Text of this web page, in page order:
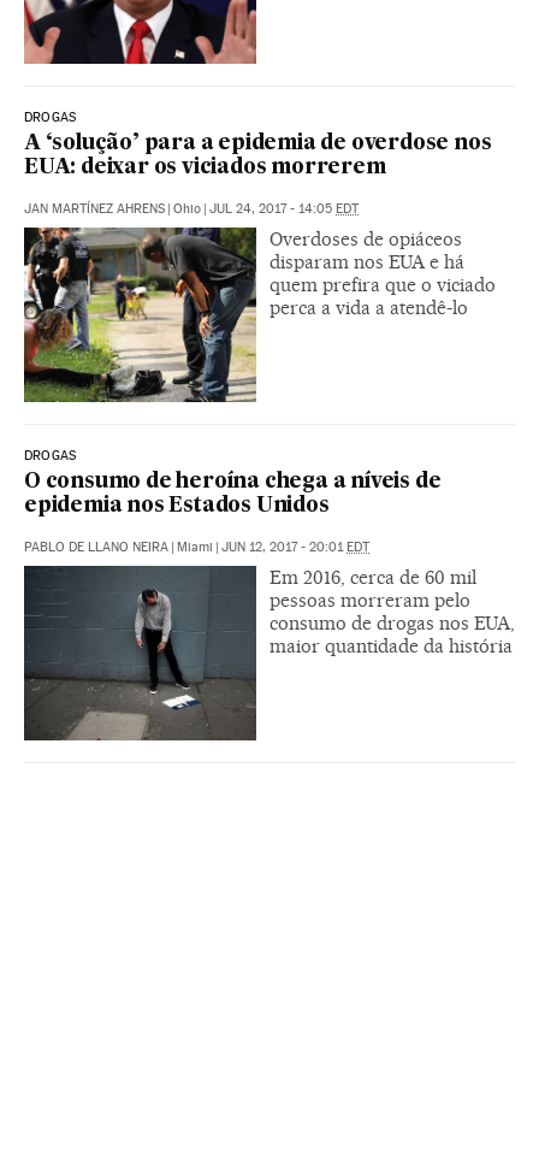
DROGAS
A ‘solução’ para a epidemia de overdose nos
EUA: deixar os viciados morrerem
JAN MARTÍNEZ AHRENS | Ohio | JUL 24, 2017 - 14:05 EDT
Overdoses de opiáceos
disparam nos EUA e há
quem prefira que o viciado
perca a vida a atendê-lo
DROGAS
O consumo de heroína chega a níveis de
epidemia nos Estados Unidos
PABLO DE LLANO NEIRA | Miami | JUN 12, 2017 - 20:01EDT
Em 2016, cerca de 60 mil
pessoas morreram pelo
consumo de drogas nos EUA,
maior quantidade da história